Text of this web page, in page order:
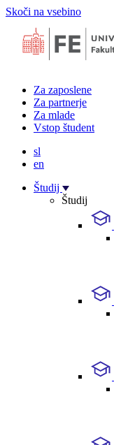
Skoči na vsebino
Za zaposlene
Za partnerje
Za mlade
Vstop študent
sl
en
Študij
Študij